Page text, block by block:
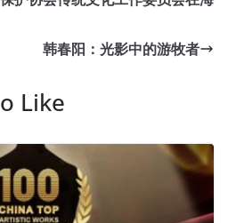
韩春阳：光影中的游牧者
Like